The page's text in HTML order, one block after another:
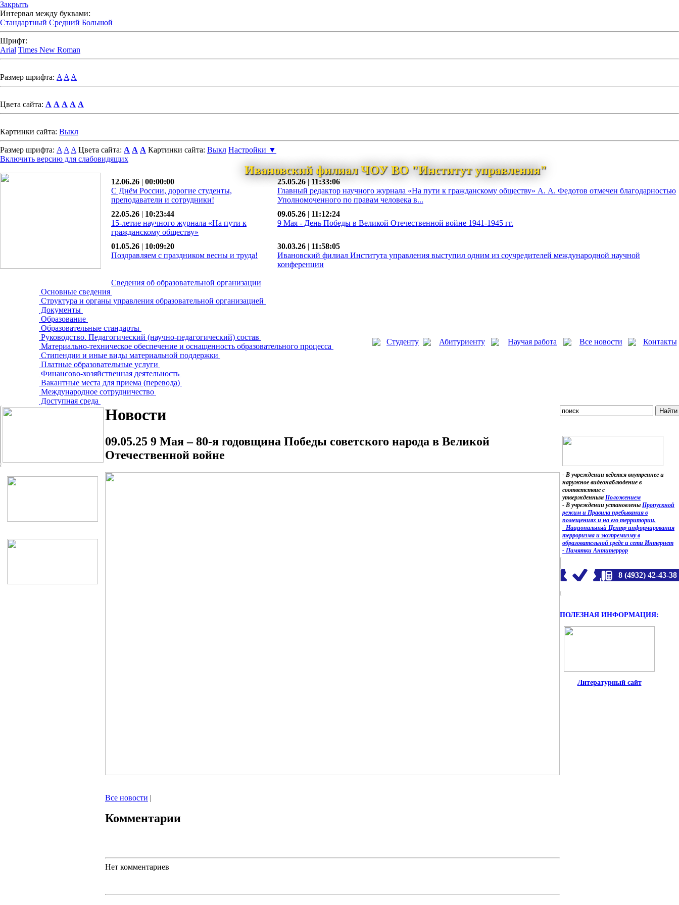
Закрыть
Интервал между буквами:
Стандартный Средний Большой
Шрифт:
Arial Times New Roman
Размер шрифта: A A A
Цвета сайта: A A A A A
Картинки сайта: Выкл
Размер шрифта: A A A Цвета сайта: A A A Картинки сайта: Выкл Настройки ▼
Включить версию для слабовидящих
Ивановский филиал ЧОУ ВО "Институт управления"
12.06.26 | 00:00:00
С Днём России, дорогие студенты,
преподаватели и сотрудники!
25.05.26 | 11:33:06
Главный редактор научного журнала «На пути к гражданскому обществу» А. А. Федотов отмечен благодарностью
Уполномоченного по правам человека в...
22.05.26 | 10:23:44
15-летие научного журнала «На пути к
гражданскому обществу»
09.05.26 | 11:12:24
9 Мая - День Победы в Великой Отечественной войне 1941-1945 гг.
01.05.26 | 10:09:20
Поздравляем с праздником весны и труда!
30.03.26 | 11:58:05
Ивановский филиал Института управления выступил одним из соучредителей международной научной
конференции
Сведения об образовательной организации
Основные сведения
Структура и органы управления образовательной организацией
Документы
Образование
Образовательные стандарты
Руководство. Педагогический (научно-педагогический) состав
Материально-техническое обеспечение и оснащенность образовательного процесса
Стипендии и иные виды материальной поддержки
Платные образовательные услуги
Финансово-хозяйственная деятельность
Вакантные места для приема (перевода)
Международное сотрудничество
Доступная среда
Студенту Абитуриенту Научая работа Все новости Контакты
Новости
09.05.25 9 Мая – 80‑я годовщина Победы советского народа в Великой
Отечественной войне
Все новости |
Комментарии
Нет комментариев
- В учреждении ведется внутреннее и
наружное видеонаблюдение в
соответствие с
утвержденным Положением
- В учреждении установлены Пропускной
режим и Правила пребывания в
помещениях и на его территории.
- Национальный Центр информирования
терроризма и экстремизму в
образовательной среде и сети Интернет
- Памятки Антитеррор
8 (4932) 42-43-38
ПОЛЕЗНАЯ ИНФОРМАЦИЯ:
Литературный сайт